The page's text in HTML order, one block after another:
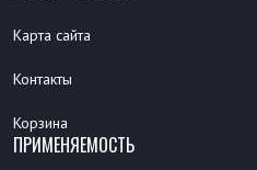
Карта сайта
Контакты
Корзина
ПРИМЕНЯЕМОСТЬ